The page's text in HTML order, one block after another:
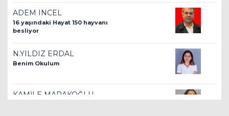
ADEM INCEL
16 yaşındaki Hayat 150 hayvanı
besliyor
N.YILDIZ ERDAL
Benim Okulum
KAMİLE MARAKOĞLU